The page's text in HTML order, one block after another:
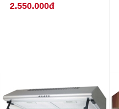
2.550.000đ